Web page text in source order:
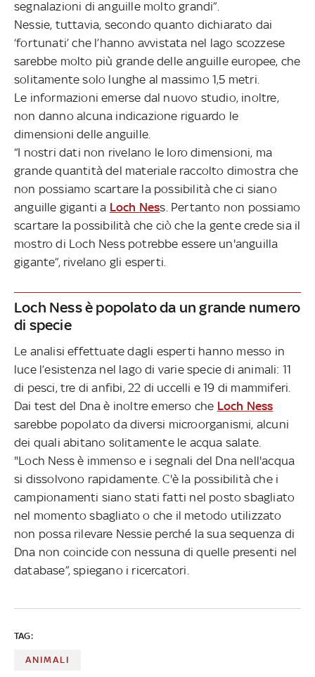
segnalazioni di anguille molto grandi”.
Nessie, tuttavia, secondo quanto dichiarato dai
‘fortunati’ che l’hanno avvistata nel lago scozzese
sarebbe molto più grande delle anguille europee, che
solitamente solo lunghe al massimo 1,5 metri.
Le informazioni emerse dal nuovo studio, inoltre,
non danno alcuna indicazione riguardo le
dimensioni delle anguille.
“I nostri dati non rivelano le loro dimensioni, ma
grande quantità del materiale raccolto dimostra che
non possiamo scartare la possibilità che ci siano
anguille giganti a Loch Ness. Pertanto non possiamo
scartare la possibilità che ciò che la gente crede sia il
mostro di Loch Ness potrebbe essere un'anguilla
gigante”, rivelano gli esperti.
Loch Ness è popolato da un grande numero
di specie
Le analisi effettuate dagli esperti hanno messo in
luce l’esistenza nel lago di varie specie di animali: 11
di pesci, tre di anfibi, 22 di uccelli e 19 di mammiferi.
Dai test del Dna è inoltre emerso che Loch Ness
sarebbe popolato da diversi microorganismi, alcuni
dei quali abitano solitamente le acqua salate.
"Loch Ness è immenso e i segnali del Dna nell'acqua
si dissolvono rapidamente. C'è la possibilità che i
campionamenti siano stati fatti nel posto sbagliato
nel momento sbagliato o che il metodo utilizzato
non possa rilevare Nessie perché la sua sequenza di
Dna non coincide con nessuna di quelle presenti nel
database”, spiegano i ricercatori.
TAG:
ANIMALI